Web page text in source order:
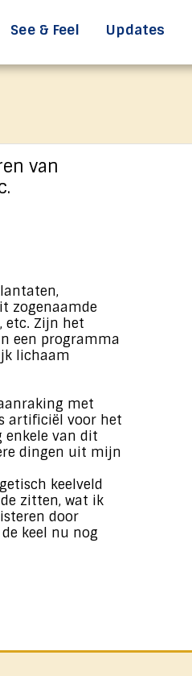
See & Feel Updates
van
zogenaamde
etc. Zijn het
een programma
lichaam
met
artificiël voor het
enkele van dit
dingen uit mijn
keelveld
zitten, wat ik
door
keel nu nog